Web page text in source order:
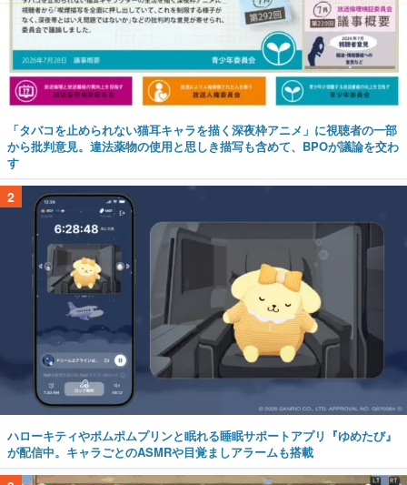
「タバコを止められない猫耳キャラを描く深夜枠アニメ」に視聴者の一部
から批判意見。違法薬物の使用と思しき描写も含めて、BPOが議論を交わ
す
2
ハローキティやポムポムプリンと眠れる睡眠サポートアプリ『ゆめたび』
が配信中。キャラごとのASMRや目覚ましアラームも搭載